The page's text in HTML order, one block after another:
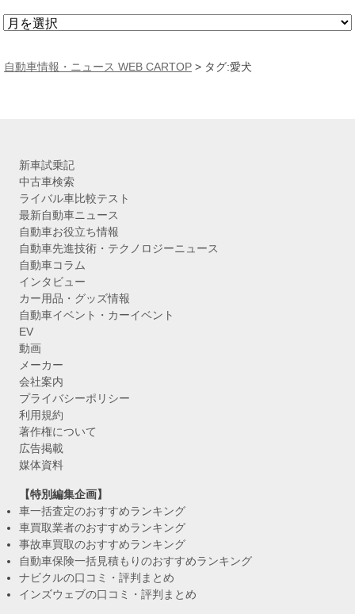
ア
カ
自動車情報・ニュース WEB CARTOP > タグ:愛犬
新車試乗記
中古車検索
ライバル車比較テスト
最新自動車ニュース
自動車お役立ち情報
自動車先進技術・テクノロジーニュース
自動車コラム
インタビュー
カー用品・グッズ情報
自動車イベント・カーイベント
EV
動画
メーカー
会社案内
プライバシーポリシー
利用規約
著作権について
広告掲載
媒体資料
【特別編集企画】
車一括査定のおすすめランキング
車買取業者のおすすめランキング
事故車買取のおすすめランキング
自動車保険一括見積もりのおすすめランキング
ナビクルの口コミ・評判まとめ
インズウェブの口コミ・評判まとめ